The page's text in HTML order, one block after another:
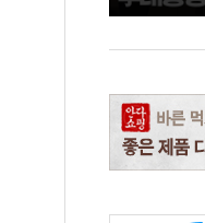
직접 수여